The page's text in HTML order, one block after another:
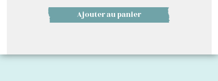
Ajouter au panier